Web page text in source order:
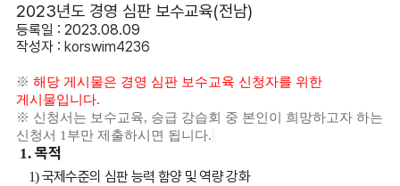
2023년도 경영 심판 보수교육(전남)
등록일 : 2023.08.09
작성자 : korswim4236
※ 해당 게시물은 경영 심판 보수교육 신청자를 위한
게시물입니다.
※ 신청서는 보수교육, 승급 강습회 중 본인이 희망하고자 하는
신청서 1부만 제출하시면 됩니다.
1. 목적
1)국제수준의 심판 능력 함양 및 역량 강화